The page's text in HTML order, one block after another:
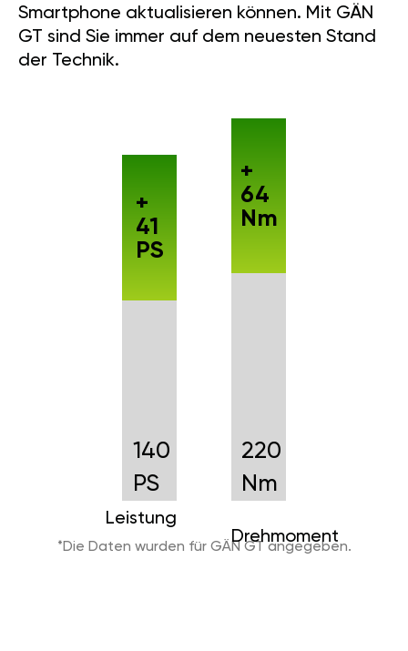
Smartphone aktualisieren können. Mit GÄN
GT sind Sie immer auf dem neuesten Stand
der Technik.
140
PS
Leistung
+
41
PS
220
Nm
Drehmoment
+
64
Nm
*Die Daten wurden für GÄN GT angegeben.